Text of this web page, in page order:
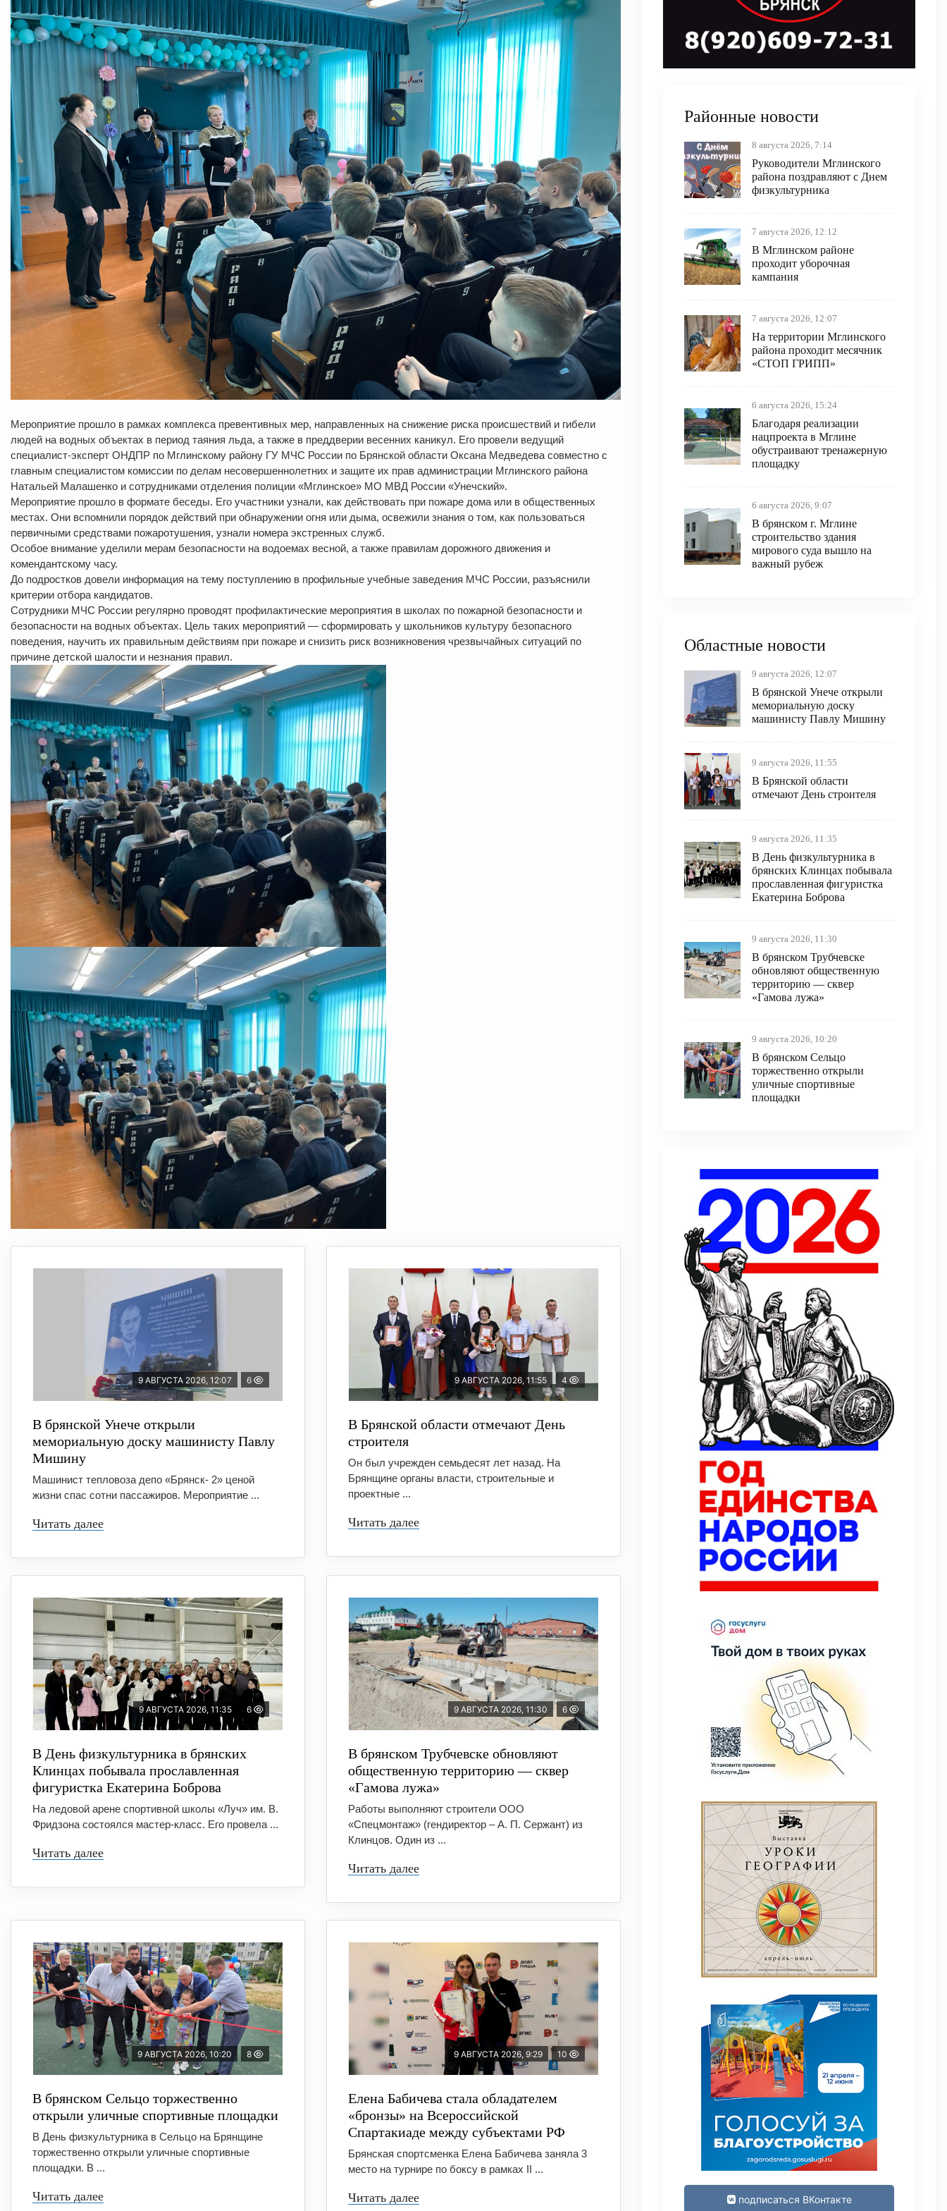
Мероприятие прошло в рамках комплекса превентивных мер, направленных на снижение риска происшествий и гибели
людей на водных объектах в период таяния льда, а также в преддверии весенних каникул. Его провели ведущий
специалист-эксперт ОНДПР по Мглинскому району ГУ МЧС России по Брянской области Оксана Медведева совместно с
главным специалистом комиссии по делам несовершеннолетних и защите их прав администрации Мглинского района
Натальей Малашенко и сотрудниками отделения полиции «Мглинское» МО МВД России «Унечский».
Мероприятие прошло в формате беседы. Его участники узнали, как действовать при пожаре дома или в общественных
местах. Они вспомнили порядок действий при обнаружении огня или дыма, освежили знания о том, как пользоваться
первичными средствами пожаротушения, узнали номера экстренных служб.
Особое внимание уделили мерам безопасности на водоемах весной, а также правилам дорожного движения и
комендантскому часу.
До подростков довели информация на тему поступлению в профильные учебные заведения МЧС России, разъяснили
критерии отбора кандидатов.
Сотрудники МЧС России регулярно проводят профилактические мероприятия в школах по пожарной безопасности и
безопасности на водных объектах. Цель таких мероприятий — сформировать у школьников культуру безопасного
поведения, научить их правильным действиям при пожаре и снизить риск возникновения чрезвычайных ситуаций по
причине детской шалости и незнания правил.
9 АВГУСТА 2026, 12:07 6
В брянской Унече открыли
мемориальную доску машинисту Павлу
Мишину
Машинист тепловоза депо «Брянск- 2» ценой
жизни спас сотни пассажиров. Мероприятие ...
Читать далее
9 АВГУСТА 2026, 11:55 4
В Брянской области отмечают День
строителя
Он был учрежден семьдесят лет назад. На
Брянщине органы власти, строительные и
проектные ...
Читать далее
9 АВГУСТА 2026, 11:35 6
В День физкультурника в брянских
Клинцах побывала прославленная
фигуристка Екатерина Боброва
На ледовой арене спортивной школы «Луч» им. В.
Фридзона состоялся мастер-класс. Его провела ...
Читать далее
9 АВГУСТА 2026, 11:30 6
В брянском Трубчевске обновляют
общественную территорию — сквер
«Гамова лужа»
Работы выполняют строители ООО
«Спецмонтаж» (гендиректор – А. П. Сержант) из
Клинцов. Один из ...
Читать далее
9 АВГУСТА 2026, 10:20 8
В брянском Сельцо торжественно
открыли уличные спортивные площадки
В День физкультурника в Сельцо на Брянщине
торжественно открыли уличные спортивные
площадки. В ...
Читать далее
9 АВГУСТА 2026, 9:29 10
Елена Бабичева стала обладателем
«бронзы» на Всероссийской
Спартакиаде между субъектами РФ
Брянская спортсменка Елена Бабичева заняла 3
место на турнире по боксу в рамках II ...
Читать далее
Районные новости
8 августа 2026, 7:14
Руководители Мглинского
района поздравляют с Днем
физкультурника
7 августа 2026, 12:12
В Мглинском районе
проходит уборочная
кампания
7 августа 2026, 12:07
На территории Мглинского
района проходит месячник
«СТОП ГРИПП»
6 августа 2026, 15:24
Благодаря реализации
нацпроекта в Мглине
обустраивают тренажерную
площадку
6 августа 2026, 9:07
В брянском г. Мглине
строительство здания
мирового суда вышло на
важный рубеж
Областные новости
9 августа 2026, 12:07
В брянской Унече открыли
мемориальную доску
машинисту Павлу Мишину
9 августа 2026, 11:55
В Брянской области
отмечают День строителя
9 августа 2026, 11:35
В День физкультурника в
брянских Клинцах побывала
прославленная фигуристка
Екатерина Боброва
9 августа 2026, 11:30
В брянском Трубчевске
обновляют общественную
территорию — сквер
«Гамова лужа»
9 августа 2026, 10:20
В брянском Сельцо
торжественно открыли
уличные спортивные
площадки
подписаться ВКонтакте